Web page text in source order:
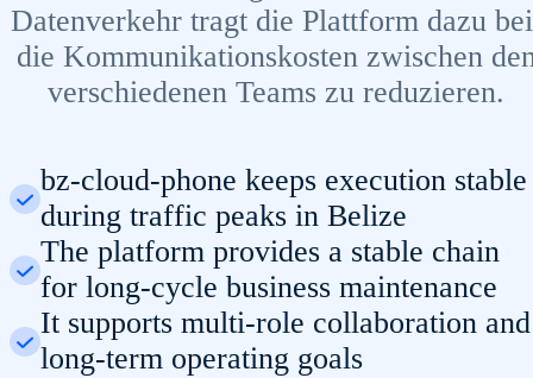
Datenverkehr tragt die Plattform dazu
die Kommunikationskosten zwischen
verschiedenen Teams zu reduzieren.
bz-cloud-phone keeps execution stable
during traffic peaks in Belize
The platform provides a stable chain
for long-cycle business maintenance
It supports multi-role collaboration and
long-term operating goals